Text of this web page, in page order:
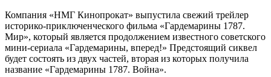
Компания «НМГ Кинопрокат» выпустила свежий трейлер
историко-приключенческого фильма «Гардемарины 1787.
Мир», который является продолжением известного советского
мини-сериала «Гардемарины, вперед!» Предстоящий сиквел
будет состоять из двух частей, вторая из которых получила
название «Гардемарины 1787. Война».